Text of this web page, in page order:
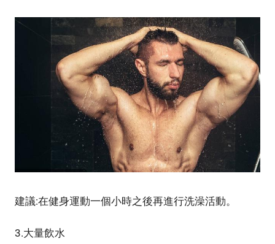
建議:在健身運動一個小時之後再進行洗澡活動。
3.大量飲水